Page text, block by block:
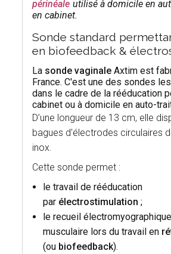
périnéale utilisé à domicile en
en cabinet.
Sonde standard
en biofeedback &
La sonde vaginale Axtim est
France. C'est une des sondes
dans le cadre de la rééducation
cabinet ou à domicile en auto-
D’une longueur de 13 cm, elle
bagues d'électrodes circulaires
inox.
Cette sonde permet :
le travail de rééducation
par électrostimulation ;
le recueil
musculaire lors du travail en
(ou biofeedback).